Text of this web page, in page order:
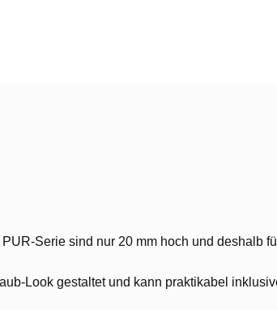
Serie sind nur 20 mm hoch und
Look gestaltet und kann praktikabel